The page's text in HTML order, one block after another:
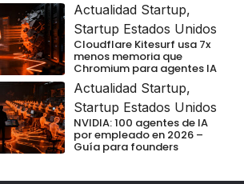
Actualidad Startup,
Startup Estados Unidos
Cloudflare Kitesurf usa 7x
menos memoria que
Chromium para agentes IA
Actualidad Startup,
Startup Estados Unidos
NVIDIA: 100 agentes de IA
por empleado en 2026 –
Guía para founders